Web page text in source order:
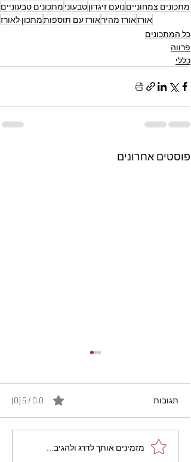
מתכונים צמחונייםנועם זיגדוןטבעוני מתכונים טבעוניים
אורזאורז מהיראורז עם תוספותמתכון לאורז
כל המתכונים
פרווה
כללי
פוסטים אחרונים
מתכון מנצח עוגת מייפל
תגובות 0.0 / 5 ‏(0)
מזמינים אותך לדרג ולהגיב...